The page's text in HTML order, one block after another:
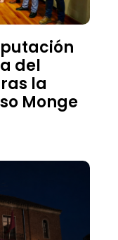
del
la
Monge